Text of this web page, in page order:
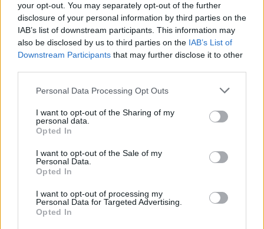
your opt-out. You may separately opt-out of the further
disclosure of your personal information by third parties on the
IAB’s list of downstream participants. This information may
also be disclosed by us to third parties on the IAB’s List of
Downstream Participants that may further disclose it to other
Personal Data Processing Opt Outs
I want to opt-out of the Sharing of my
personal data.
Opted In
I want to opt-out of the Sale of my
Personal Data.
Opted In
I want to opt-out of processing my
Personal Data for Targeted Advertising.
Opted In
Revuelto Impavido è una serie ultra esclusiva ispirata
ai samurai